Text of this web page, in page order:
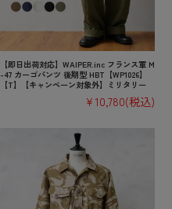
【即日出荷対応】WAIPER.inc フランス軍 M
-47 カーゴパンツ 後期型 HBT【WP1026】
【T】【キャンペーン対象外】ミリタリー
¥10,780(税込)